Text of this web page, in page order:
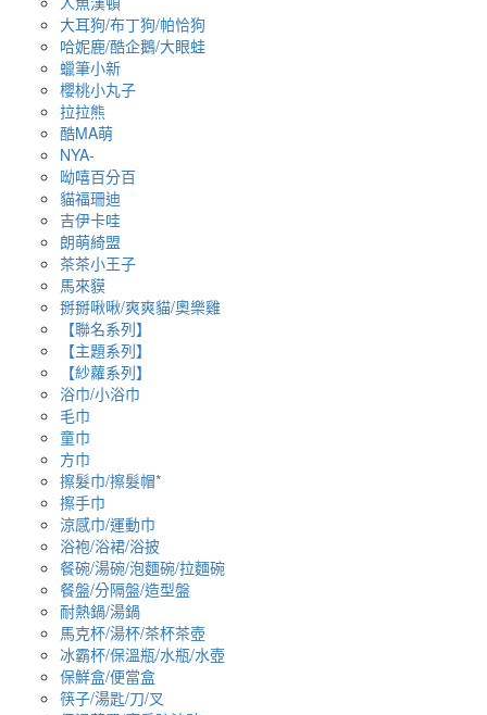
大耳狗/布丁狗/帕恰狗
哈妮鹿/酷企鵝/大眼蛙
蠟筆小新
櫻桃小丸子
拉拉熊
酷MA萌
NYA-
呦嘻百分百
貓福珊迪
吉伊卡哇
朗萌綺盟
茶茶小王子
馬來貘
掰掰啾啾/爽爽貓/奧樂雞
【聯名系列】
【主題系列】
【紗蘿系列】
浴巾/小浴巾
毛巾
童巾
方巾
擦髮巾/擦髮帽*
擦手巾
涼感巾/運動巾
浴袍/浴裙/浴披
餐碗/湯碗/泡麵碗/拉麵碗
餐盤/分隔盤/造型盤
耐熱鍋/湯鍋
馬克杯/湯杯/茶杯茶壺
冰霸杯/保溫瓶/水瓶/水壺
保鮮盒/便當盒
筷子/湯匙/刀/叉